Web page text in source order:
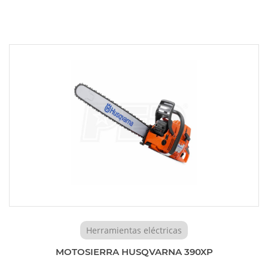
Herramientas eléctricas
MOTOSIERRA HUSQVARNA 390XP